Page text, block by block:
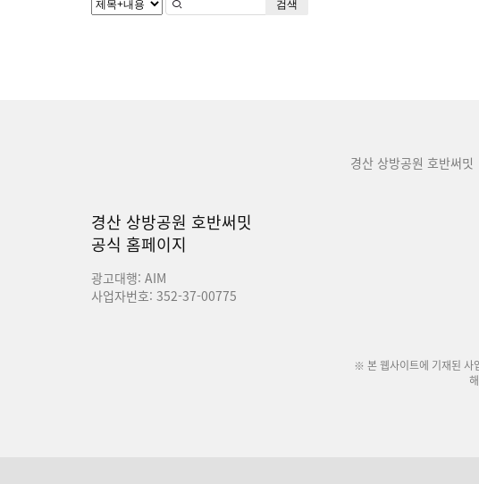
검색
경산 상방공원 호반써밋
경산 상방공원 호반써밋
공식 홈페이지
광고대행: AIM
사업자번호: 352-37-00775
※ 본 웹사이트에 기재된 사